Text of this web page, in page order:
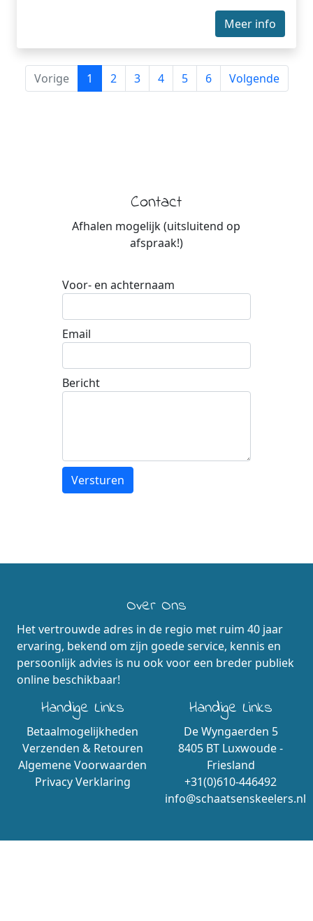
Meer info
Vorige 1 2 3 4 5 6 Volgende
Contact
Afhalen mogelijk (uitsluitend op
afspraak!)
Voor- en achternaam
Email
Bericht
Over Ons
Het vertrouwde adres in de regio met ruim 40 jaar
ervaring, bekend om zijn goede service, kennis en
persoonlijk advies is nu ook voor een breder publiek
online beschikbaar!
Handige Links
Betaalmogelijkheden
Verzenden & Retouren
Algemene Voorwaarden
Privacy Verklaring
Handige Links
De Wyngaerden 5
8405 BT Luxwoude -
Friesland
+31(0)610-446492
info@schaatsenskeelers.nl